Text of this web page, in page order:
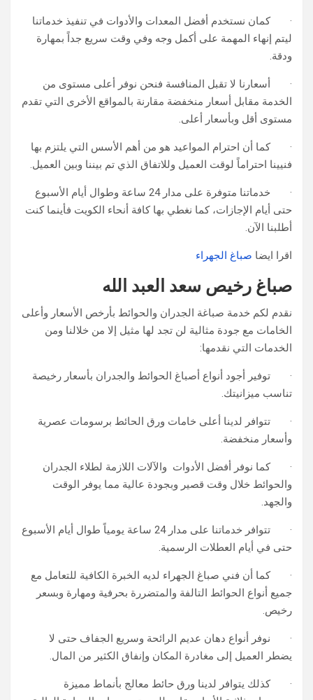
· كمان نستخدم أفضل المعدات والأدوات في تنفيذ خدماتنا
ليتم إنهاء المهمة على أكمل وجه وفي وقت سريع جداً بمهارة
ودقة.
· أسعارنا لا تقبل المنافسة فنحن نوفر أعلى مستوى من
الخدمة مقابل أسعار منخفضة مقارنة بالمواقع الأخرى التي تقدم
مستوى أقل وبأسعار أعلى.
· كما أن احترام المواعيد هو من أهم الأسس التي يلتزم بها
فنيينا احتراماً لوقت العميل وللاتفاق الذي تم بيننا وبين العميل.
· خدماتنا متوفرة على مدار 24 ساعة وطوال أيام الأسبوع
حتى أيام الإجازات، كما نغطي بها كافة أنحاء الكويت فأينما كنت
أطلبنا الآن.
اقرا ايضا صباغ الجهراء
صباغ رخيص سعد العبد الله
نقدم لكم خدمة صباغة الجدران والحوائط بأرخص الأسعار وأعلى
الخامات مع جودة مثالية لن تجد لها مثيل إلا من خلالنا ومن
الخدمات التي نقدمها:
· توفير أجود أنواع أصباغ الحوائط والجدران بأسعار رخيصة
تناسب ميزانيتك.
· تتوافر لدينا أعلى خامات ورق الحائط برسومات عصرية
وأسعار منخفضة.
· كما نوفر أفضل الأدوات والآلات اللازمة لطلاء الجدران
والحوائط خلال وقت قصير وبجودة عالية مما يوفر الوقت
والجهد.
· تتوافر خدماتنا على مدار 24 ساعة يومياً طوال أيام الأسبوع
حتى في أيام العطلات الرسمية.
· كما أن فني صباغ الجهراء لديه الخبرة الكافية للتعامل مع
جميع أنواع الحوائط التالفة والمتضررة بحرفية ومهارة وبسعر
رخيص.
· نوفر أنواع دهان عديم الرائحة وسريع الجفاف حتى لا
يضطر العميل إلى مغادرة المكان وإنفاق الكثير من المال.
· كذلك يتوافر لدينا ورق حائط معالج بأنماط مميزة